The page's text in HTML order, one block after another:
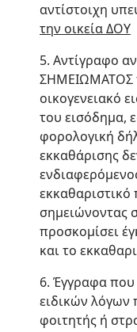
αντίστοιχη
την οικεία ΔΟΥ
5. Αντίγραφο
ΣΗΜΕΙΩΜΑΤΟΣ
οικογενειακό
του εισόδημα,
φορολογική
εκκαθάρισης
εκκαθαριστικό
σημειώνοντας
προσκομίσει
και το
6. Έγγραφα
ειδικών λόγων
φοιτητής ή